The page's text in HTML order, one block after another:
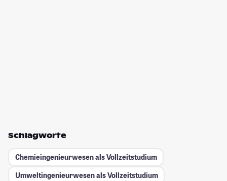
Schlagworte
Chemieingenieurwesen als Vollzeitstudium
Umweltingenieurwesen als Vollzeitstudium